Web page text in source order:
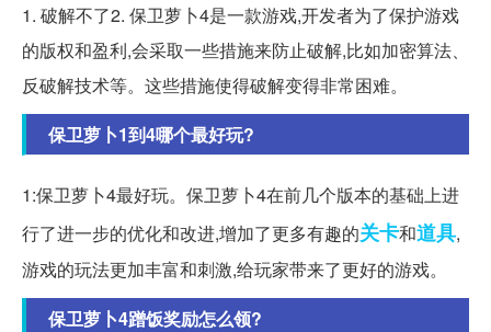
1. 破解不了2. 保卫萝卜4是一款游戏,开发者为了保护游戏
的版权和盈利,会采取一些措施来防止破解,比如加密算法、
反破解技术等。这些措施使得破解变得非常困难。
保卫萝卜1到4哪个最好玩?
1:保卫萝卜4最好玩。保卫萝卜4在前几个版本的基础上进
行了进一步的优化和改进,增加了更多有趣的关卡和道具,
游戏的玩法更加丰富和刺激,给玩家带来了更好的游戏。
保卫萝卜4蹭饭奖励怎么领?